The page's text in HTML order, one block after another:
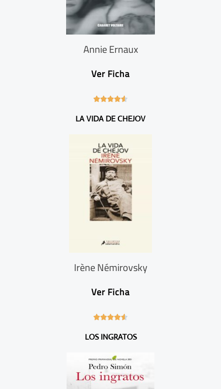
Annie Ernaux
Ver Ficha

6
LA VIDA DE CHEJOV
Irène Némirovsky
Ver Ficha

6
LOS INGRATOS